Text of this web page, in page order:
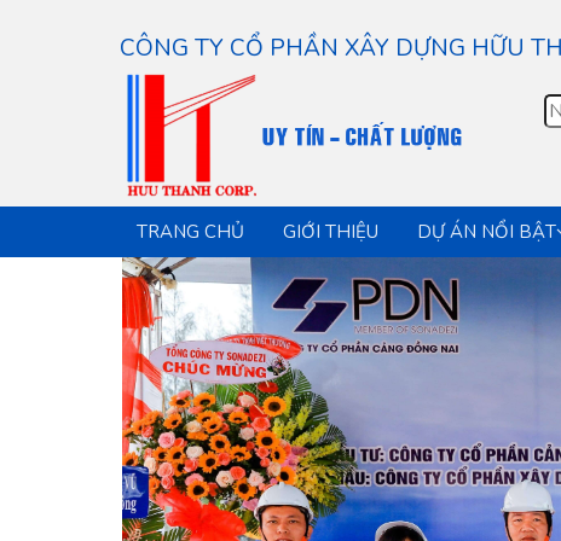
which has been a company mainstay. They last for
CÔNG TY CỔ PHẦN XÂY DỰNG HỮU
TRANG CHỦ GIỚI THIỆU DỰ ÁN NỔI BẬT